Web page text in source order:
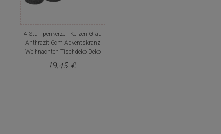
4 Stumpenkerzen Kerzen Grau
Anthrazit 6cm Adventskranz
Weihnachten Tischdeko Deko
19,45 €